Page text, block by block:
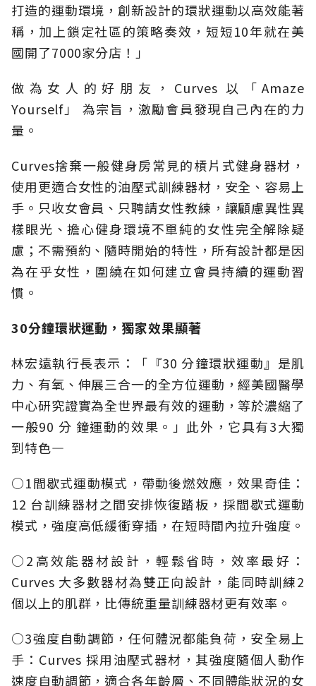
打造的運動環境，創新設計的環狀運動以高效能著
稱，加上鎖定社區的策略奏效，短短10年就在美
國開了7000家分店！」
做為女人的好朋友，Curves 以「Amaze
Yourself」 為宗旨，激勵會員發現自己內在的力
量。
Curves捨棄一般健身房常見的槓片式健身器材，
使用更適合女性的油壓式訓練器材，安全、容易上
手。只收女會員、只聘請女性教練，讓顧慮異性異
樣眼光、擔心健身環境不單純的女性完全解除疑
慮；不需預約、隨時開始的特性，所有設計都是因
為在乎女性，圍繞在如何建立會員持續的運動習
慣。
30分鐘環狀運動，獨家效果顯著
林宏遠執行長表示：「『30 分鐘環狀運動』是肌
力、有氧、伸展三合一的全方位運動，經美國醫學
中心研究證實為全世界最有效的運動，等於濃縮了
一般90 分 鐘運動的效果。」此外，它具有3大獨
到特色—
○1間歇式運動模式，帶動後燃效應，效果奇佳：
12 台訓練器材之間安排恢復踏板，採間歇式運動
模式，強度高低緩衝穿插，在短時間內拉升強度。
○2高效能器材設計，輕鬆省時，效率最好：
Curves 大多數器材為雙正向設計，能同時訓練2
個以上的肌群，比傳統重量訓練器材更有效率。
○3強度自動調節，任何體況都能負荷，安全易上
手：Curves 採用油壓式器材，其強度隨個人動作
速度自動調節，適合各年齡層、不同體能狀況的女